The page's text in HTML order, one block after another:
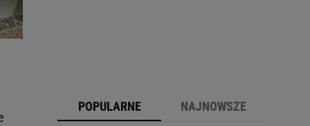
POPULARNE NAJNOWSZE